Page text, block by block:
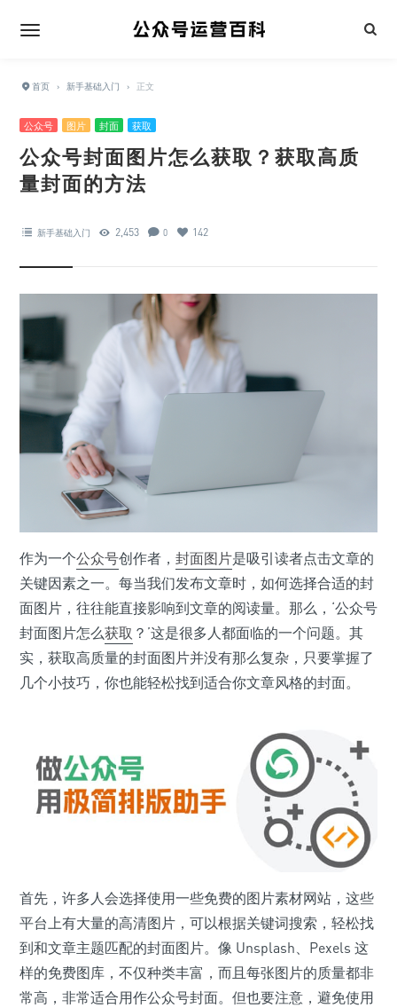
首页 › 新手基础入门 › 正文
公众号 图片 封面 获取
公众号封面图片怎么获取？获取高质
量封面的方法
新手基础入门 2,453 0 142
作为一个公众号创作者， 封面图片是吸引读者点击文章的
关键因素之一。每当我们发布文章时，如何选择合适的封
面图片，往往能直接影响到文章的阅读量。那么，‘公众号
封面图片怎么获取 ？’这是很多人都面临的一个问题。其
实，获取高质量的封面图片并没有那么复杂，只要掌握了
几个小技巧，你也能轻松找到适合你文章风格的封面。
首先，许多人会选择使用一些免费的图片素材网站，这些
平台上有大量的高清图片，可以根据关键词搜索，轻松找
到和文章主题匹配的封面图片。像 Unsplash、Pexels 这
样的免费图库，不仅种类丰富，而且每张图片的质量都非
常高，非常适合用作公众号封面。但也要注意，避免使用